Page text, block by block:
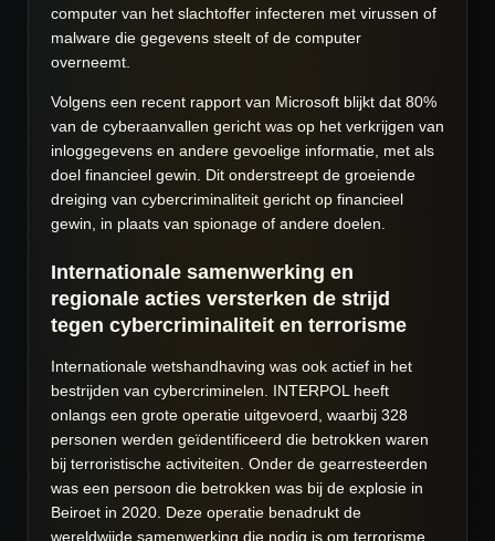
computer van het slachtoffer infecteren met virussen of
malware die gegevens steelt of de computer
overneemt.
Volgens een recent rapport van Microsoft blijkt dat 80%
van de cyberaanvallen gericht was op het verkrijgen van
inloggegevens en andere gevoelige informatie, met als
doel financieel gewin. Dit onderstreept de groeiende
dreiging van cybercriminaliteit gericht op financieel
gewin, in plaats van spionage of andere doelen.
Internationale samenwerking en
regionale acties versterken de strijd
tegen cybercriminaliteit en terrorisme
Internationale wetshandhaving was ook actief in het
bestrijden van cybercriminelen. INTERPOL heeft
onlangs een grote operatie uitgevoerd, waarbij 328
personen werden geïdentificeerd die betrokken waren
bij terroristische activiteiten. Onder de gearresteerden
was een persoon die betrokken was bij de explosie in
Beiroet in 2020. Deze operatie benadrukt de
wereldwijde samenwerking die nodig is om terrorisme